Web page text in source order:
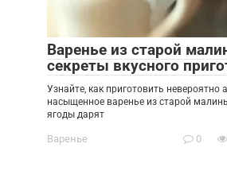
Варенье из старой
секреты вкусного
Узнайте, как приготовить невероятно
насыщенное варенье из старой
ягоды дарят
Варенье 0